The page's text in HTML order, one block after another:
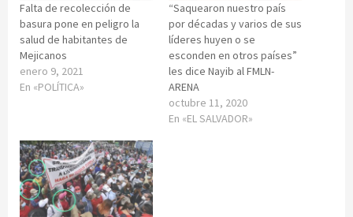
Falta de recolección de
basura pone en peligro la
salud de habitantes de
Mejicanos
enero 9, 2021
En «POLÍTICA»
“Saquearon nuestro país
por décadas y varios de sus
líderes huyen o se
esconden en otros países”
les dice Nayib al FMLN-
ARENA
octubre 11, 2020
En «EL SALVADOR»